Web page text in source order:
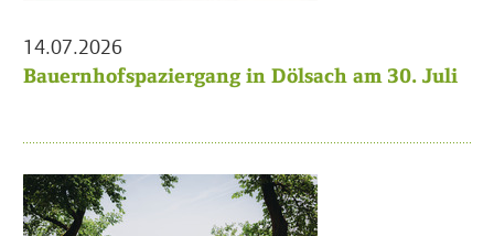
14.07.2026
Bauernhofspaziergang in Dölsach am 30. Juli